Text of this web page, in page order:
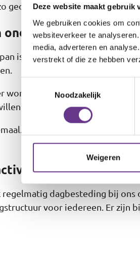
Deze website maakt gebruik
We gebruiken cookies om
websiteverkeer te
media, adverteren en
verstrekt of die ze hebben
Noodzakelijk
Weigeren
gedaan.
ondersteuningsplan
is 24 uur per dag fysieke
wordende bewoners die we
juist graag leren
Je krijgt namelijk je eigen
doen
dagbesteding bij ons
voor iedereen. Er zijn